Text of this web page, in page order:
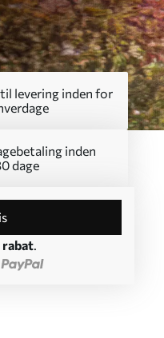
levering inden for
inden
dage
.